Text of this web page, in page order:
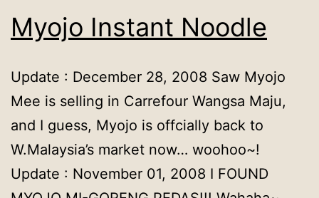
Myojo Instant Noodle
Update : December 28, 2008 Saw Myojo
Mee is selling in Carrefour Wangsa Maju,
and I guess, Myojo is offcially back to
W.Malaysia’s market now… woohoo~!
Update : November 01, 2008 I FOUND